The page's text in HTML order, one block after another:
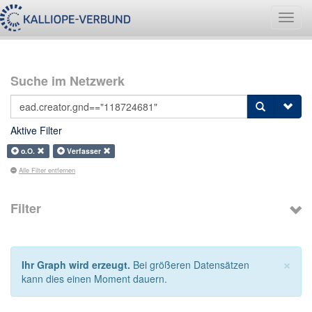
Suche im Netzwerk
Aktive Filter
o.O. Verfasser
Alle Filter entfernen
Filter
×
Ihr Graph wird erzeugt. Bei größeren Datensätzen
kann dies einen Moment dauern.